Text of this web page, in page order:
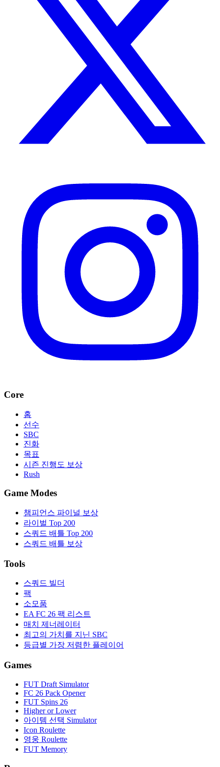
Core
홈
선수
SBC
진화
목표
시즌 진행도 보상
Rush
Game Modes
챔피언스 파이널 보상
라이벌 Top 200
스쿼드 배틀 Top 200
스쿼드 배틀 보상
Tools
스쿼드 빌더
팩
소모품
EA FC 26 팩 리스트
매치 제너레이터
최고의 가치를 지닌 SBC
등급별 가장 저렴한 플레이어
Games
FUT Draft Simulator
FC 26 Pack Opener
FUT Spins 26
Higher or Lower
아이템 선택 Simulator
Icon Roulette
영웅 Roulette
FUT Memory